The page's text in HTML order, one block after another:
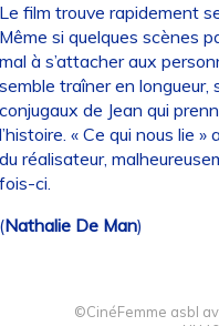
film trouve rapidement
si quelques scènes
à s’attacher aux
traîner en longueur,
de Jean qui
« Ce qui nous lie
réalisateur,
ci.
Nathalie De Man)
©CinéFemme asbl